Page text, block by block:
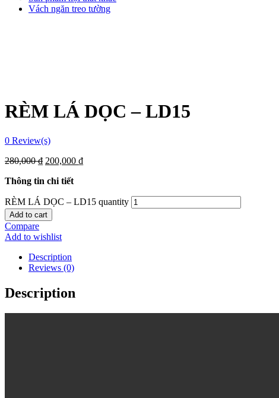
Vách ngăn treo tường
RÈM LÁ DỌC – LD15
0 Review(s)
280,000₫ 200,000 ₫
Thông tin chi tiết
RÈM LÁ DỌC – LD15 quantity
Add to cart
Compare
Add to wishlist
Description
Reviews (0)
Description